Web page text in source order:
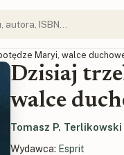
Maryi, walce
Dzisiaj
walce
Tomasz P. Terlikowski
Wydawca: Esprit